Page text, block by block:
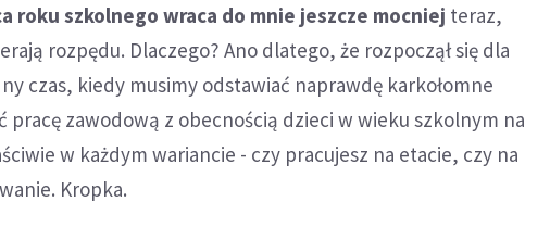
roku szkolnego wraca do mnie jeszcze mocniej teraz,
rozpędu. Dlaczego? Ano dlatego, że rozpoczął się dla
czas, kiedy musimy odstawiać naprawdę karkołomne
pracę zawodową z obecnością dzieci w wieku szkolnym na
w każdym wariancie - czy pracujesz na etacie, czy na
Kropka.